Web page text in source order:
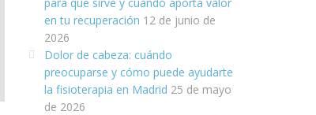
en tu recuperación 12 de junio de
2026
Dolor de cabeza: cuándo
preocuparse y cómo puede ayudarte
la fisioterapia en Madrid 25 de mayo
de 2026